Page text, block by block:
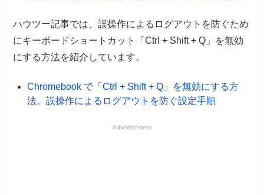
ハウツー記事では、誤操作によるログアウトを防ぐため
にキーボードショートカット「Ctrl + Shift + Q」を無効
にする方法を紹介しています。
Chromebook で「Ctrl + Shift + Q」を無効にする方
法。誤操作によるログアウトを防ぐ設定手順
Advertisement